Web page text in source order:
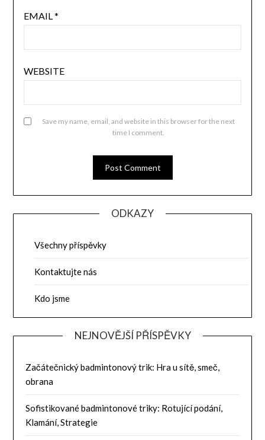
EMAIL*
WEBSITE
Save my name, email, and website in this browser for the next
time I comment.
ODKAZY
Všechny příspěvky
Kontaktujte nás
Kdo jsme
NEJNOVĚJŠÍ PŘÍSPĚVKY
Začátečnický badmintonový trik: Hra u sítě, smeč,
obrana
Sofistikované badmintonové triky: Rotující podání,
Klamání, Strategie